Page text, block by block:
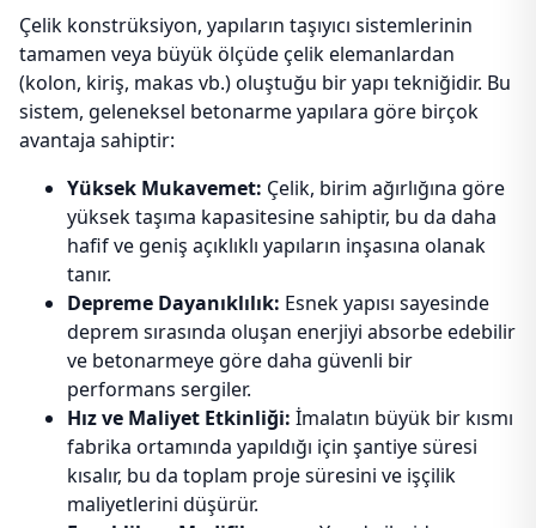
Çelik konstrüksiyon, yapıların taşıyıcı sistemlerinin
tamamen veya büyük ölçüde çelik elemanlardan
(kolon, kiriş, makas vb.) oluştuğu bir yapı tekniğidir. Bu
sistem, geleneksel betonarme yapılara göre birçok
avantaja sahiptir:
Yüksek Mukavemet: Çelik, birim ağırlığına göre
yüksek taşıma kapasitesine sahiptir, bu da daha
hafif ve geniş açıklıklı yapıların inşasına olanak
tanır.
Depreme Dayanıklılık: Esnek yapısı sayesinde
deprem sırasında oluşan enerjiyi absorbe edebilir
ve betonarmeye göre daha güvenli bir
performans sergiler.
Hız ve Maliyet Etkinliği: İmalatın büyük bir kısmı
fabrika ortamında yapıldığı için şantiye süresi
kısalır, bu da toplam proje süresini ve işçilik
maliyetlerini düşürür.